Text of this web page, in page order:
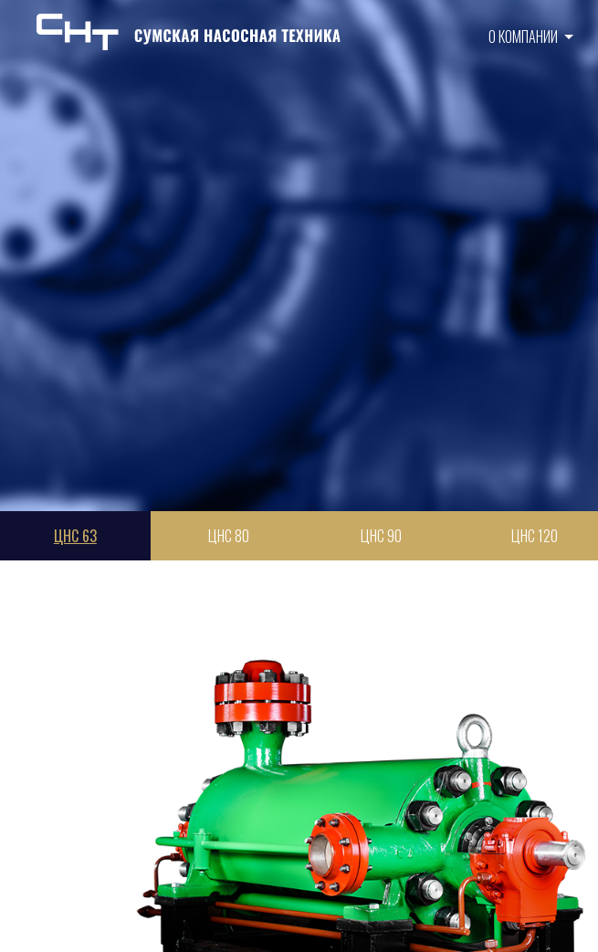
Skip to content
О КОМПАНИИ
ЦНС 63 ЦНС 80 ЦНС 90 ЦНС 120